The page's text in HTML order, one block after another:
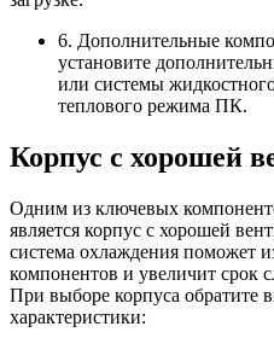
6. Дополнительные
установите
или системы
теплового режима ПК.
Корпус с хорошей
Одним из ключевых
является корпус с хорошей
система охлаждения поможет
компонентов и увеличит срок
При выборе корпуса обратите
характеристики: